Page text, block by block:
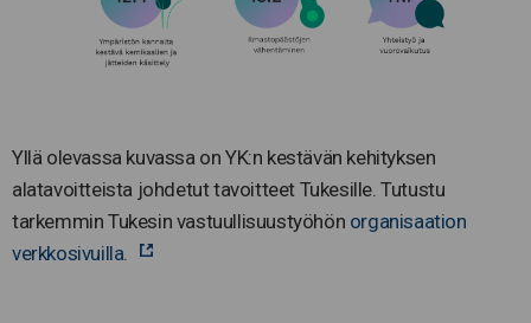
Yllä olevassa kuvassa on YK:n kestävän kehityksen
alatavoitteista johdetut tavoitteet Tukesille. Tutustu
tarkemmin Tukesin vastuullisuustyöhön organisaation
verkkosivuilla.